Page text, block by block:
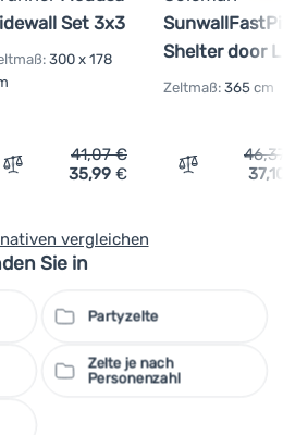
Set 3x3
300 x 178
Vergleichen
41,07€
35,99 €
Shelter door L
Zeltmaß: 365 cm
Vergleichen
vergleichen
Sie in
Partyzelte
Zelte je nach
Personenzahl